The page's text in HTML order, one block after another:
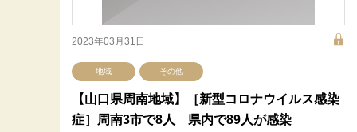
2023年03月31日
地域 その他
【山口県周南地域】［新型コロナウイルス感染
症］周南3市で8人 県内で89人が感染